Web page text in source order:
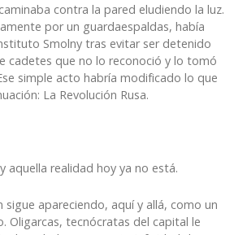
contra la pared eludiendo la luz.
por un guardaespaldas, había
Smolny tras evitar ser detenido
cadetes que no lo reconoció y lo tomó
simple acto habría modificado lo que
La Revolución Rusa.
aquella realidad hoy ya no está.
sigue apareciendo, aquí y allá, como un
Oligarcas, tecnócratas del capital le